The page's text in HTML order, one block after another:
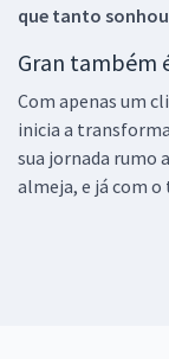
que tanto
Gran também
Com apenas um
inicia a
sua jornada rumo
almeja, e já com